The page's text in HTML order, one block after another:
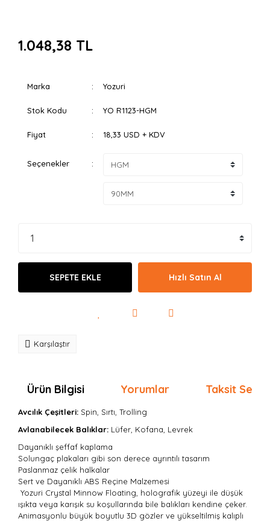
1.048,38 TL
Marka Yozuri
Stok Kodu YO R1123-HGM
Fiyat 18,33 USD + KDV
Seçenekler
SEPETE EKLE Hızlı Satın Al
Karşılaştır
Ürün Bilgisi Yorumlar Taksit
Avcılık Çeşitleri: Spin, Sırtı, Trolling
Avlanabilecek Balıklar: Lüfer, Kofana, Levrek
Dayanıklı şeffaf kaplama
Solungaç plakaları gibi son derece ayrıntılı tasarım
Paslanmaz çelik halkalar
Sert ve Dayanıklı ABS Reçine Malzemesi
Yozuri Crystal Minnow Floating, holografik yüzeyi ile düşük
ışıkta veya karışık su koşullarında bile balıkları kendine çeker.
Animasyonlu büyük boyutlu 3D gözler ve yükseltilmiş kalıplı